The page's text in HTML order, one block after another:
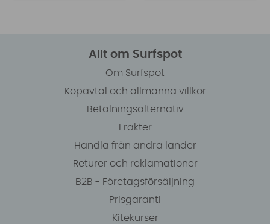
Allt om Surfspot
Om Surfspot
Köpavtal och allmänna villkor
Betalningsalternativ
Frakter
Handla från andra länder
Returer och reklamationer
B2B - Företagsförsäljning
Prisgaranti
Kitekurser